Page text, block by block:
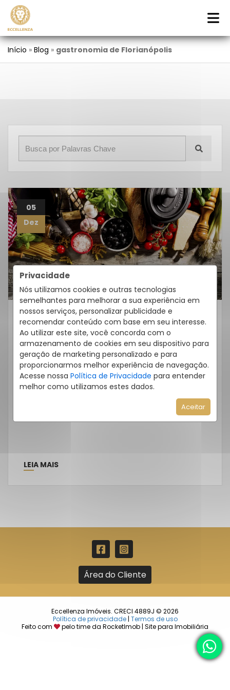
Início » Blog » gastronomia de Florianópolis
Privacidade
Nós utilizamos cookies e outras tecnologias
semelhantes para melhorar a sua experiência em
nossos serviços, personalizar publicidade e
recomendar conteúdo com base em seu interesse.
Ao utilizar este site, você concorda com o
armazenamento de cookies em seu dispositivo para
geração de marketing personalizado e para
proporcionarmos melhor experiência de navegação.
Acesse nossa Política de Privacidade para entender
melhor como utilizamos estes dados.
Aceitar
05
Dez
Sem categoria
Rota Gastronômica Do Ribeirão
Da Ilha: Sabores Tradicionais À
Beira-Mar
No sul de Florianópolis, o Ribeirão da Ilha é
sinônimo de tradição e autenticidade quando
LEIA MAIS
Área do Cliente
Eccellenza Imóveis. CRECI 4889J © 2026
Política de privacidade| Termos de uso
Feito com
pelo time da RocketImob | Site para Imobiliária